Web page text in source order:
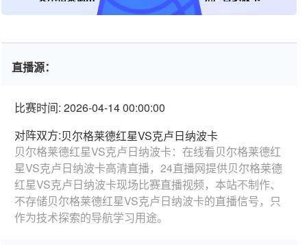
直播源：
比赛时间: 2026-04-14 00:00:00
对阵双方:贝尔格莱德红星VS克卢日纳波卡
贝尔格莱德红星VS克卢日纳波卡：在线看贝尔格莱德红
星VS克卢日纳波卡高清直播，24直播网提供贝尔格莱德
红星VS克卢日纳波卡现场比赛直播视频，本站不制作、
不存储贝尔格莱德红星VS克卢日纳波卡的直播信号，只
作为技术探索的导航学习用途。